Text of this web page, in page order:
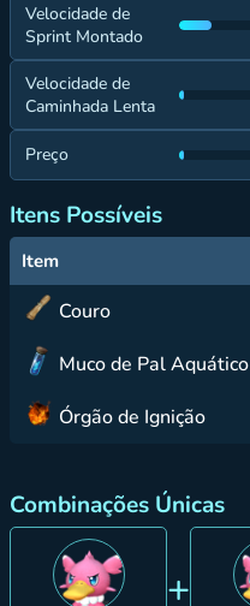
Velocidade de
Sprint Montado
Velocidade de
Caminhada Lenta
Preço
Itens Possíveis
Item
Couro
Muco de Pal Aquático
Órgão de Ignição
Combinações Únicas
+